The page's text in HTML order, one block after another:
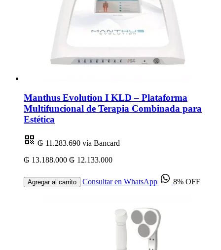
Manthus Evolution I KLD – Plataforma
Multifuncional de Terapia Combinada para
Estética
₲ 11.283.690 vía Bancard
₲ 13.188.000 ₲ 12.133.000
Agregar al carrito Consultar en WhatsApp 8% OFF